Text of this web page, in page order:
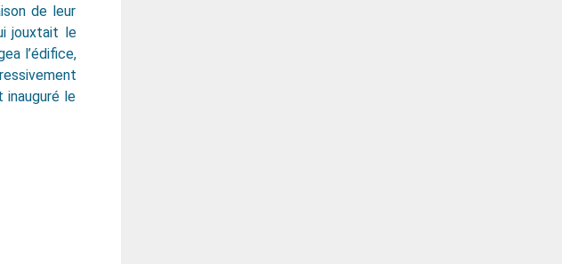
de leur
jouxtait le
l’édifice,
inauguré le